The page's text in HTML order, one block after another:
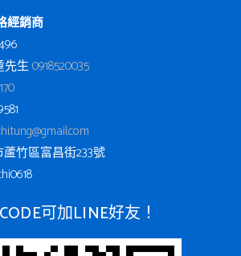
經銷商
先生0918520035
蘆竹區富昌街233號
可加LINE好友！